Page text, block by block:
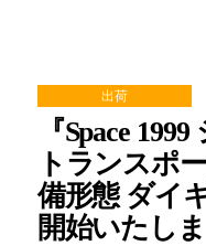
出荷
『Space
トランスポ
備形態 ダイ
開始いたし